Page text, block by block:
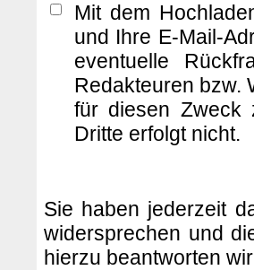
Mit dem
und Ihre E-Mail-
eventuelle
Redakteuren bzw.
für diesen Zweck
Dritte erfolgt nicht.
Sie haben jederzeit
widersprechen und
hierzu beantworten